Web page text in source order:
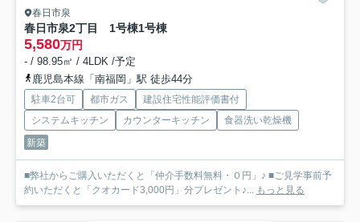
春日市泉
春日市泉2丁目 1号棟1号棟
5,580万円
- / 98.95㎡ / 4LDK /予定
鹿児島本線「南福岡」駅 徒歩44分
駐車2台可 都市ガス
建設住宅性能評価書付
システムキッチン
カウンターキッチン
食器洗い乾燥機
新築
■弊社からご購入いただくと「仲介手数料無料・０円」♪ ■ご見学事前予
約いただくと「クオカード3,000円」分プレゼント♪... もっと見る